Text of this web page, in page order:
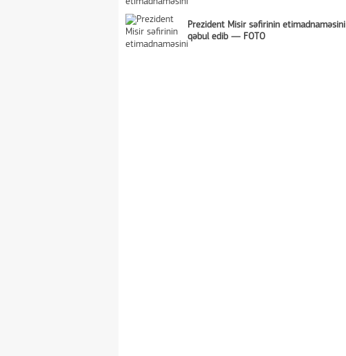
Prezident Misir səfirinin etimadnaməsini
qəbul edib — FOTO